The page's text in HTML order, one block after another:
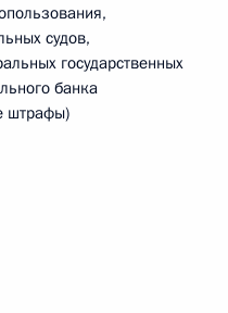
судов,
государственных
банка
штрафы)